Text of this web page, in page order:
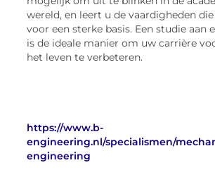
wereld, en leert u de vaardigheden
voor een sterke basis. Een studie aan
is de ideale manier om uw carrière
het leven te verbeteren.
https://www.b-
engineering.nl/specialismen/
engineering